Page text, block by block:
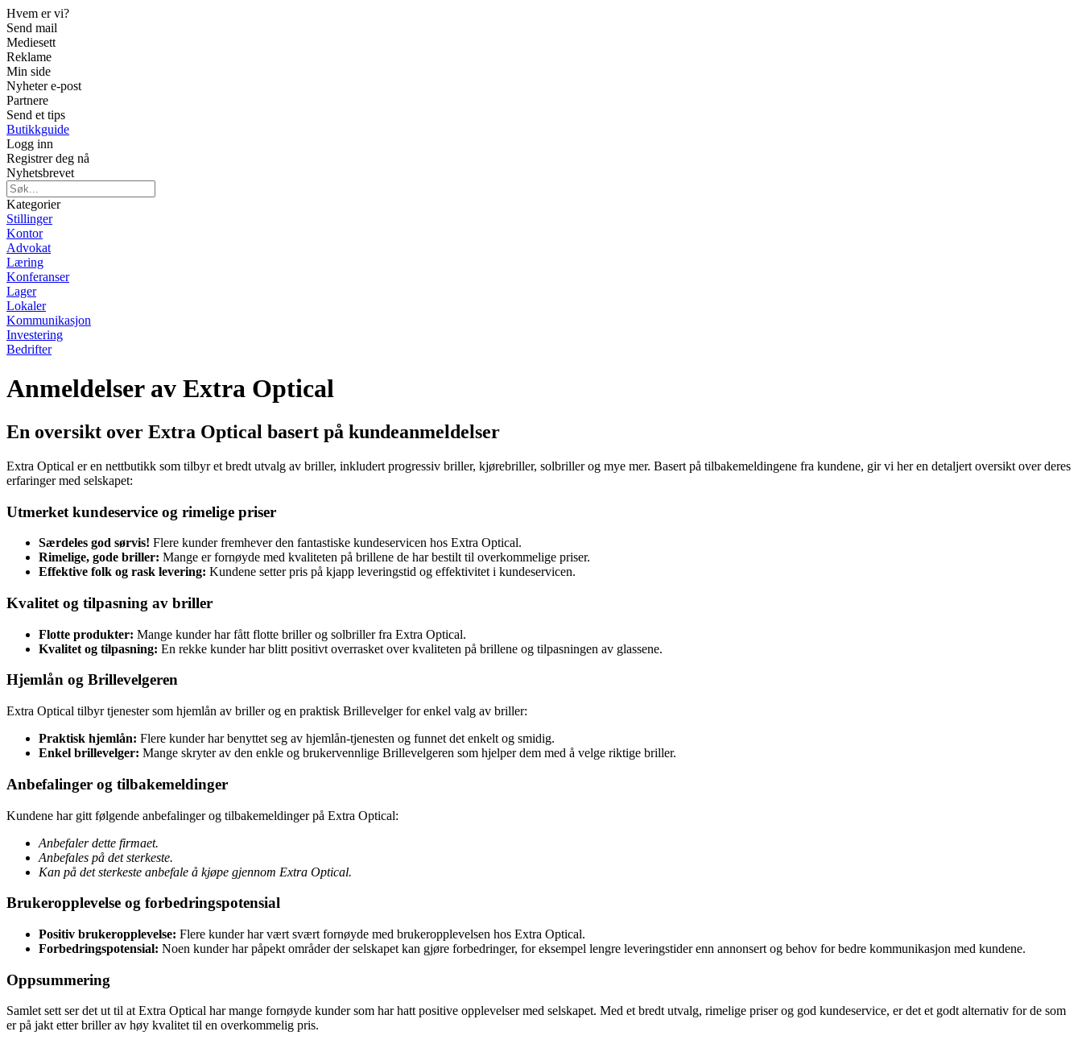
Hvem er vi?
Send mail
Mediesett
Reklame
Min side
Nyheter e-post
Partnere
Send et tips
Butikkguide
Logg inn
Registrer deg nå
Nyhetsbrevet
Kategorier
Stillinger
Kontor
Advokat
Læring
Konferanser
Lager
Lokaler
Kommunikasjon
Investering
Bedrifter
Anmeldelser av Extra Optical
En oversikt over Extra Optical basert på kundeanmeldelser
Extra Optical er en nettbutikk som tilbyr et bredt utvalg av briller, inkludert progressiv briller, kjørebriller, solbriller og mye mer. Basert på tilbakemeldingene fra kundene, gir vi her en detaljert oversikt over deres
erfaringer med selskapet:
Utmerket kundeservice og rimelige priser
Særdeles god sørvis! Flere kunder fremhever den fantastiske kundeservicen hos Extra Optical.
Rimelige, gode briller: Mange er fornøyde med kvaliteten på brillene de har bestilt til overkommelige priser.
Effektive folk og rask levering: Kundene setter pris på kjapp leveringstid og effektivitet i kundeservicen.
Kvalitet og tilpasning av briller
Flotte produkter: Mange kunder har fått flotte briller og solbriller fra Extra Optical.
Kvalitet og tilpasning: En rekke kunder har blitt positivt overrasket over kvaliteten på brillene og tilpasningen av glassene.
Hjemlån og Brillevelgeren
Extra Optical tilbyr tjenester som hjemlån av briller og en praktisk Brillevelger for enkel valg av briller:
Praktisk hjemlån: Flere kunder har benyttet seg av hjemlån-tjenesten og funnet det enkelt og smidig.
Enkel brillevelger: Mange skryter av den enkle og brukervennlige Brillevelgeren som hjelper dem med å velge riktige briller.
Anbefalinger og tilbakemeldinger
Kundene har gitt følgende anbefalinger og tilbakemeldinger på Extra Optical:
Anbefaler dette firmaet.
Anbefales på det sterkeste.
Kan på det sterkeste anbefale å kjøpe gjennom Extra Optical.
Brukeropplevelse og forbedringspotensial
Positiv brukeropplevelse: Flere kunder har vært svært fornøyde med brukeropplevelsen hos Extra Optical.
Forbedringspotensial: Noen kunder har påpekt områder der selskapet kan gjøre forbedringer, for eksempel lengre leveringstider enn annonsert og behov for bedre kommunikasjon med kundene.
Oppsummering
Samlet sett ser det ut til at Extra Optical har mange fornøyde kunder som har hatt positive opplevelser med selskapet. Med et bredt utvalg, rimelige priser og god kundeservice, er det et godt alternativ for de som
er på jakt etter briller av høy kvalitet til en overkommelig pris.